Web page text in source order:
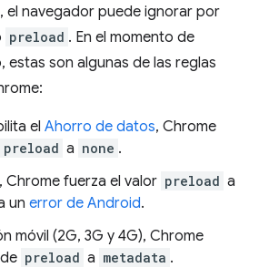
el navegador puede ignorar por
preload . En el momento de
estas son algunas de las reglas
el Ahorro de datos, Chrome
preload a none .
Chrome fuerza el valor preload a
un error de Android.
móvil (2G, 3G y 4G), Chrome
preload a metadata .